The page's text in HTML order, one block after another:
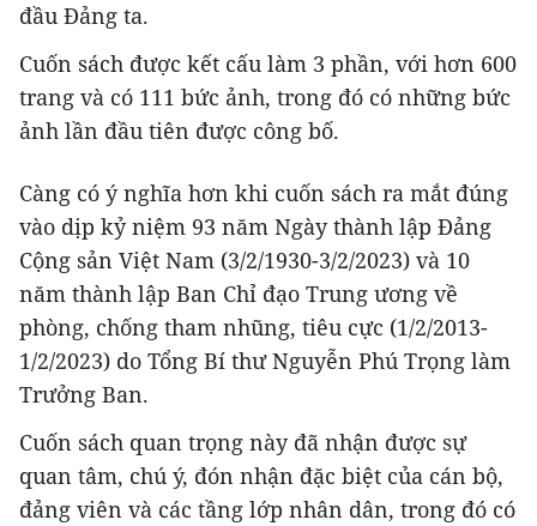
đầu Đảng ta.
Cuốn sách được kết cấu làm 3 phần, với hơn 600
trang và có 111 bức ảnh, trong đó có những bức
ảnh lần đầu tiên được công bố.
Càng có ý nghĩa hơn khi cuốn sách ra mắt đúng
vào dịp kỷ niệm 93 năm Ngày thành lập Đảng
Cộng sản Việt Nam (3/2/1930-3/2/2023) và 10
năm thành lập Ban Chỉ đạo Trung ương về
phòng, chống tham nhũng, tiêu cực (1/2/2013-
1/2/2023) do Tổng Bí thư Nguyễn Phú Trọng làm
Trưởng Ban.
Cuốn sách quan trọng này đã nhận được sự
quan tâm, chú ý, đón nhận đặc biệt của cán bộ,
đảng viên và các tầng lớp nhân dân, trong đó có